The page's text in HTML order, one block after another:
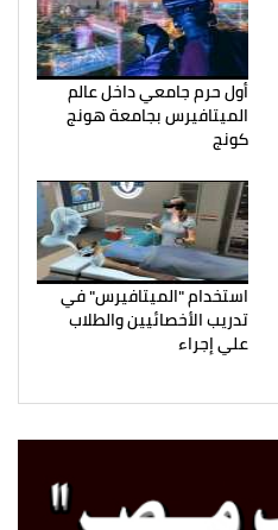
أول حرم جامعي داخل عالم
الميتافيرس بجامعة هونج
كونج
استخدام "الميتافيرس" في
تدريب الأخصائيين والطلاب
علي إجراء